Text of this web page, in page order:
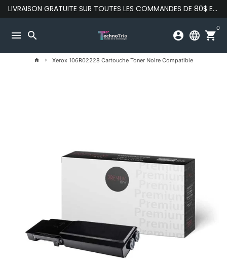
Passer
au
LIVRAISON GRATUITE SUR TOUTES LES COMMANDES DE 80$ ET PLUS
menu search account_circle language shopping_cart
0
home keyboard_arrow_right Xerox 106R02228 Cartouche Toner Noire Compatible